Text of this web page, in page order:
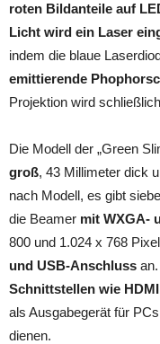
roten Bildanteile auf
Licht wird ein Laser
indem die blaue
emittierende
Projektion wird
Die Modell der „Green
groß, 43 Millimeter dick
nach Modell, es gibt
die Beamer mit WXGA-
800 und 1.024 x 768
und USB-Anschluss
Schnittstellen wie
als Ausgabegerät für
dienen.